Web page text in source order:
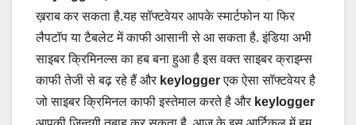
ख़राब कर सकता है.यह सॉफ्टवेयर आपके स्मार्टफोन या फिर
लैपटॉप या टैबलेट में काफी आसानी से आ सकता है. इंडिया अभी
साइबर क्रिमिनल्स का हब बना हुआ है इस वक्त साइबर क्राइम्स
काफी तेजी से बढ़ रहे हैं और keyloggerएक ऐसा सॉफ्टवेयर है
जो साइबर क्रिमिनल काफी इस्तेमाल करते है और keylogger